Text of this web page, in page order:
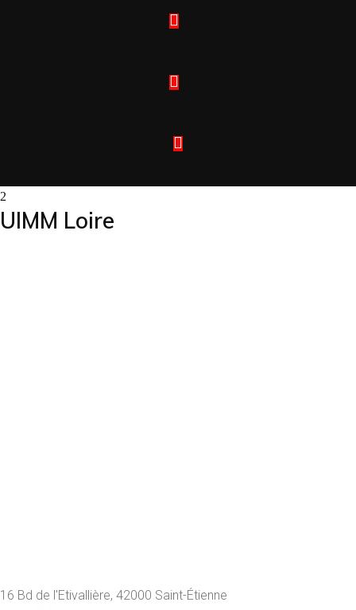
UIMM Loire
16 Bd de l'Etivallière, 42000 Saint-Étienne